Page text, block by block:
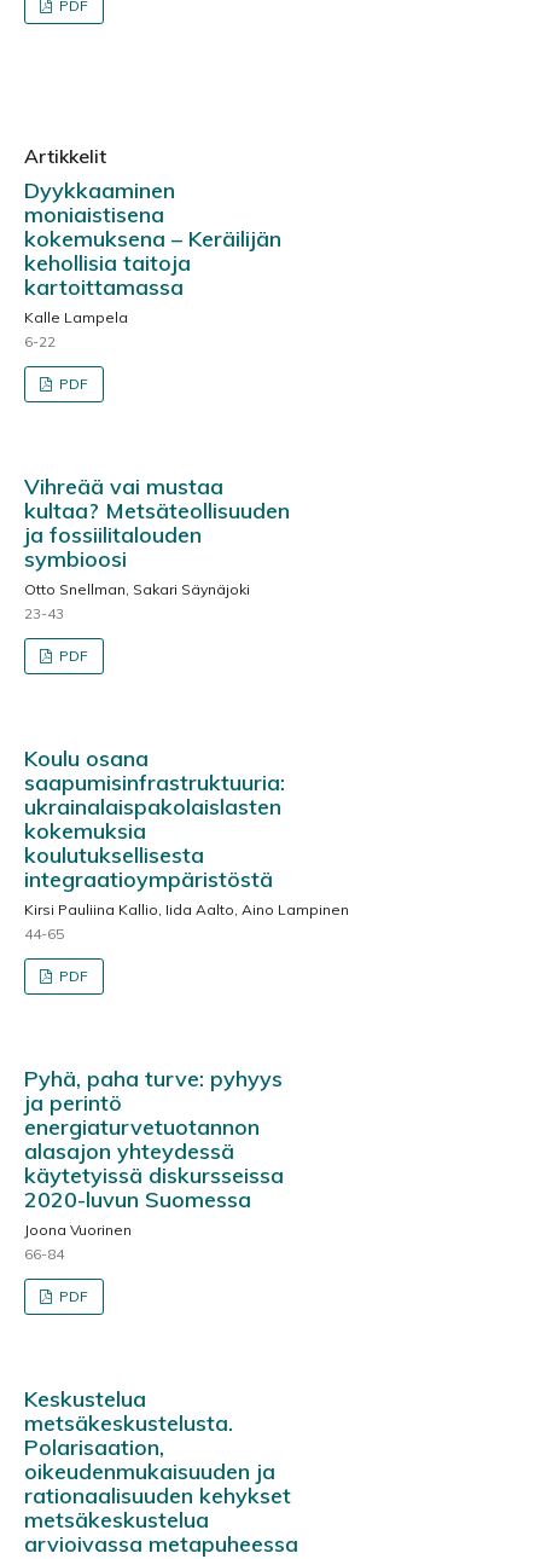
PDF
Artikkelit
Dyykkaaminen
moniaistisena
kokemuksena – Keräilijän
kehollisia taitoja
kartoittamassa
Kalle Lampela
6-22
PDF
Vihreää vai mustaa
kultaa? Metsäteollisuuden
ja fossiilitalouden
symbioosi
Otto Snellman, Sakari Säynäjoki
23-43
PDF
Koulu osana
saapumisinfrastruktuuria:
ukrainalaispakolaislasten
kokemuksia
koulutuksellisesta
integraatioympäristöstä
Kirsi Pauliina Kallio, Iida Aalto, Aino Lampinen
44-65
PDF
Pyhä, paha turve: pyhyys
ja perintö
energiaturvetuotannon
alasajon yhteydessä
käytetyissä diskursseissa
2020-luvun Suomessa
Joona Vuorinen
66-84
PDF
Keskustelua
metsäkeskustelusta.
Polarisaation,
oikeudenmukaisuuden ja
rationaalisuuden kehykset
metsäkeskustelua
arvioivassa metapuheessa